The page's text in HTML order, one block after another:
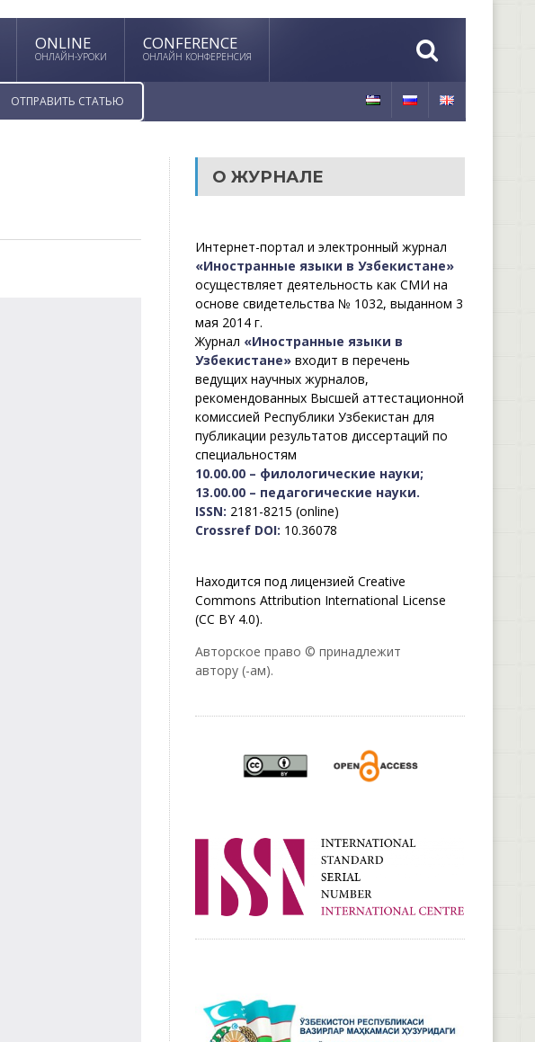
ONLINE
ОНЛАЙН-УРОКИ
CONFERENCE
ОНЛАЙН КОНФЕРЕНСИЯ
ОТПРАВИТЬ СТАТЬЮ
О ЖУРНАЛЕ
Интернет-портал и электронный журнал
«Иностранные языки в Узбекистане»
осуществляет деятельность как СМИ на
основе свидетельства № 1032, выданном 3
мая 2014 г.
Журнал «Иностранные языки в
Узбекистане»входит в перечень
ведущих научных журналов,
рекомендованных Высшей аттестационной
комиссией Республики Узбекистан для
публикации результатов диссертаций по
специальностям
10.00.00 – филологические науки;
13.00.00 – педагогические науки.
ISSN: 2181-8215 (online)
Crossref DOI: 10.36078
Находится под лицензией Creative
Commons Attribution International License
(CC BY 4.0).
Авторское право © принадлежит
автору (-ам).